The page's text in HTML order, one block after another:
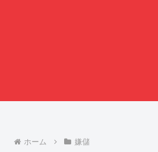
ホーム 嫌儲